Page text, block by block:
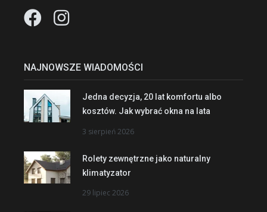
NAJNOWSZE WIADOMOŚCI
Jedna decyzja, 20 lat komfortu albo
kosztów. Jak wybrać okna na lata
3 sierpień 2026
Rolety zewnętrzne jako naturalny
klimatyzator
29 lipiec 2026